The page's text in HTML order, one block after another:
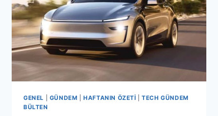
GENEL GÜNDEM |HAFTANIN ÖZETI |TECH GÜNDEM
BÜLTEN